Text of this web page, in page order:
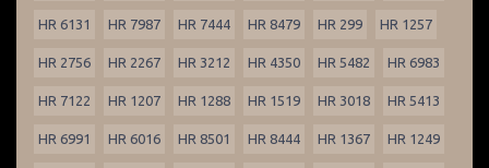
HR 6131 HR 7987 HR 7444 HR 8479 HR 299 HR 1257
HR 2756 HR 2267 HR 3212 HR 4350 HR 5482 HR 6983
HR 7122 HR 1207 HR 1288 HR 1519 HR 3018 HR 5413
HR 6991 HR 6016 HR 8501 HR 8444 HR 1367 HR 1249